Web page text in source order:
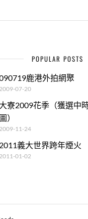
POPULAR POSTS
鹿港外拍網聚
2009-07-20
大寮2009花季（獲選中
圖）
2009-11-24
2011義大世界跨年煙火
2011-01-02